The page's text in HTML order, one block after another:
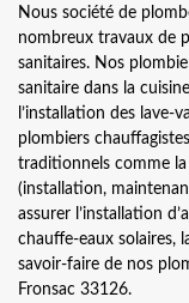
Nous société de
nombreux travaux de
sanitaires. Nos
sanitaire dans la
l’installation des lave-
plombiers
traditionnels comme
(installation,
assurer l’installation
chauffe-eaux solaires,
savoir-faire de nos
Fronsac 33126.